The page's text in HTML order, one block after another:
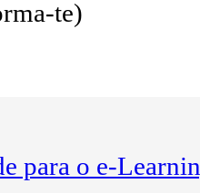
te)
para o e-